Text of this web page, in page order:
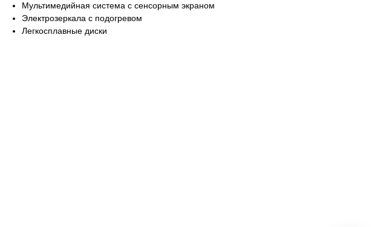
Мультимедийная система с сенсорным экраном
Электрозеркала с подогревом
Легкосплавные диски